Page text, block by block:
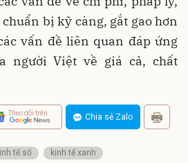
bị kỹ càng, gắt gao hơn
vấn đề liên quan đáp ứng
người Việt về giá cả, chất
Theo dõi trên Chia sẻ Zalo
tế số
kinh tế xanh